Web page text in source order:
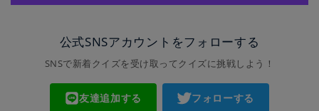
公式SNSアカウントをフォローする
SNSで新着クイズを受け取ってクイズに挑戦しよう！
友達追加する フォローする